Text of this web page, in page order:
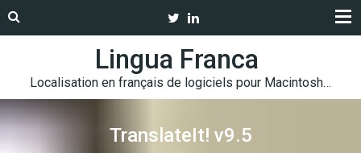
Lingua Franca
Localisation en français de logiciels pour Macintosh…
TranslateIt! v9.5